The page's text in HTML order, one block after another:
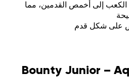
إلى أخمص القدمين، مما
على شكل قدم
Bounty Junior –